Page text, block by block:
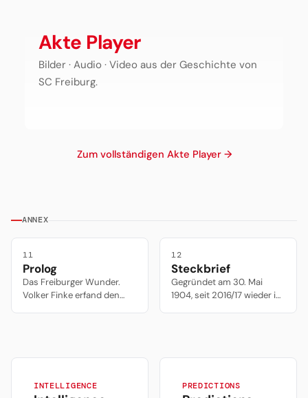
zwölf Jahren
alle Streich-
Vorgänger.
Georg
Buschner die
Nationalmannschaft
übernehmen
Spitznamen
Freiburg aus
berühmt-
Akte Player
Bilder · Audio · Video aus der Geschichte von
SC Freiburg.
Zum vollständigen Akte Player →
ANNEX
11
Prolog
Das Freiburger Wunder.
Volker Finke erfand den
man mit dem kleinsten
kann. Kein Mäzen, kein
12
Steckbrief
Gegründet am 30. Mai
1904, seit 2016/17 wieder in
Badens. Heimstätte ist seit
Schwarzwaldstadion mit
INTELLIGENCE PREDICTIONS